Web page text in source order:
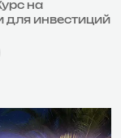
на
для инвестиций